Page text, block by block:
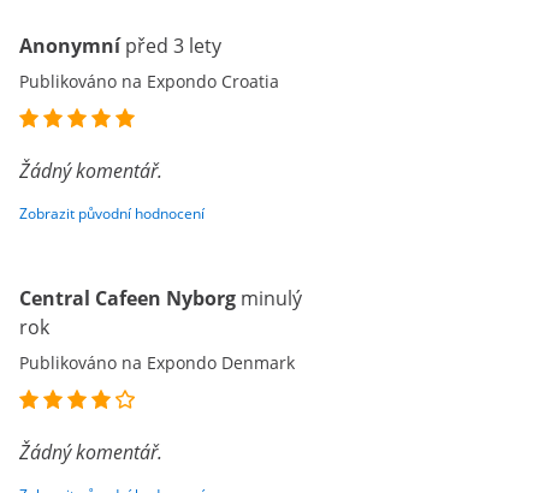
Anonymní před 3 lety
Publikováno na Expondo Croatia
Žádný komentář.
Zobrazit původní hodnocení
Central Cafeen Nyborg minulý
rok
Publikováno na Expondo Denmark
Žádný komentář.